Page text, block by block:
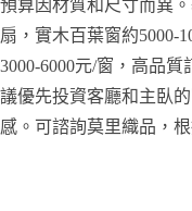
預算因材質和尺寸而異
扇，實木百葉窗約5000-
3000-6000元/窗，高品質
議優先投資客廳和主臥
感。可諮詢莫里織品，